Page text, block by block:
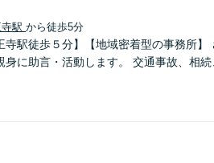
駅 から徒歩5分
寺駅徒歩５分】【地域密着型の事務所
に助言・活動します。 交通事故、相